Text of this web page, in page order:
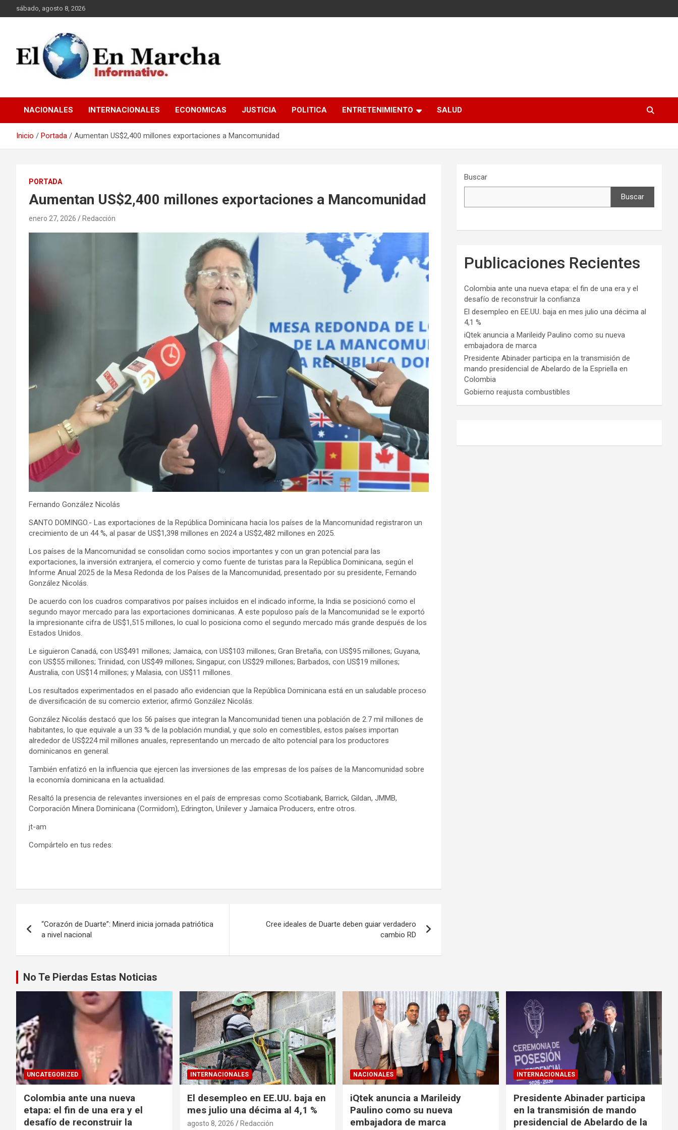
al
sábado, agosto 8, 2026
elmundoenmarcha.net
NACIONALES INTERNACIONALES ECONOMICAS JUSTICIA POLITICA ENTRETENIMIENTO SALUD
Inicio Portada Aumentan US$2,400 millones exportaciones a Mancomunidad
PORTADA
Aumentan US$2,400 millones exportaciones a Mancomunidad
enero 27, 2026 Redacción
Fernando González Nicolás
SANTO DOMINGO.- Las exportaciones de la República Dominicana hacia los países de la Mancomunidad registraron un
crecimiento de un 44 %, al pasar de US$1,398 millones en 2024 a US$2,482 millones en 2025.
Los países de la Mancomunidad se consolidan como socios importantes y con un gran potencial para las
exportaciones, la inversión extranjera, el comercio y como fuente de turistas para la República Dominicana, según el
Informe Anual 2025 de la Mesa Redonda de los Países de la Mancomunidad, presentado por su presidente, Fernando
González Nicolás.
De acuerdo con los cuadros comparativos por países incluidos en el indicado informe, la India se posicionó como el
segundo mayor mercado para las exportaciones dominicanas. A este populoso país de la Mancomunidad se le exportó
la impresionante cifra de US$1,515 millones, lo cual lo posiciona como el segundo mercado más grande después de los
Estados Unidos.
Le siguieron Canadá, con US$491 millones; Jamaica, con US$103 millones; Gran Bretaña, con US$95 millones; Guyana,
con US$55 millones; Trinidad, con US$49 millones; Singapur, con US$29 millones; Barbados, con US$19 millones;
Australia, con US$14 millones; y Malasia, con US$11 millones.
Los resultados experimentados en el pasado año evidencian que la República Dominicana está en un saludable proceso
de diversificación de su comercio exterior, afirmó González Nicolás.
González Nicolás destacó que los 56 países que integran la Mancomunidad tienen una población de 2.7 mil millones de
habitantes, lo que equivale a un 33 % de la población mundial, y que solo en comestibles, estos países importan
alrededor de US$224 mil millones anuales, representando un mercado de alto potencial para los productores
dominicanos en general.
También enfatizó en la influencia que ejercen las inversiones de las empresas de los países de la Mancomunidad sobre
la economía dominicana en la actualidad.
Resaltó la presencia de relevantes inversiones en el país de empresas como Scotiabank, Barrick, Gildan, JMMB,
Corporación Minera Dominicana (Cormidom), Edrington, Unilever y Jamaica Producers, entre otros.
jt-am
Compártelo en tus redes:
de
entradas
“Corazón de Duarte”: Minerd inicia jornada patriótica
a nivel nacional
Cree ideales de Duarte deben guiar verdadero
cambio RD
Buscar
Buscar
Publicaciones Recientes
Colombia ante una nueva etapa: el fin de una era y el
desafío de reconstruir la confianza
El desempleo en EE.UU. baja en mes julio una décima al
4,1 %
iQtek anuncia a Marileidy Paulino como su nueva
embajadora de marca
Presidente Abinader participa en la transmisión de
mando presidencial de Abelardo de la Espriella en
Colombia
Gobierno reajusta combustibles
No Te Pierdas Estas Noticias
UNCATEGORIZED
Colombia ante una nueva
etapa: el fin de una era y el
desafío de reconstruir la
INTERNACIONALES
El desempleo en EE.UU. baja en
mes julio una décima al 4,1 %
agosto 8, 2026 Redacción
NACIONALES
iQtek anuncia a Marileidy
Paulino como su nueva
embajadora de marca
INTERNACIONALES
Presidente Abinader participa
en la transmisión de mando
presidencial de Abelardo de la